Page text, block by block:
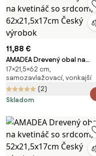
11,88 €
AMADEA Drevený obal na
kvetináč so srdcom,
62x21,5x17cm Český výrobok
17×21,5×62 cm,
samozavlažovací, vonkajší
(2)
Skladom